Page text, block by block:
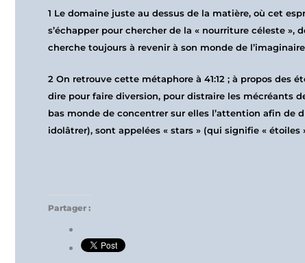
1 Le domaine juste au dessus de la matière, où cet
s’échapper pour chercher de la « nourriture céleste
cherche toujours à revenir à son monde de
2 On retrouve cette métaphore à 41:12 ; à propos des
dire pour faire diversion, pour distraire les mécréants
bas monde de concentrer sur elles l’attention afin de
idolâtrer), sont appelées « stars » (qui signifie « étoiles
Partager :